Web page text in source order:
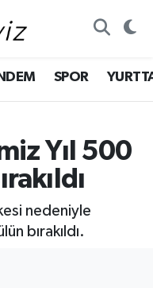
SPOR
Yıl 500
nedeniyle
bırakıldı.
Fikstür